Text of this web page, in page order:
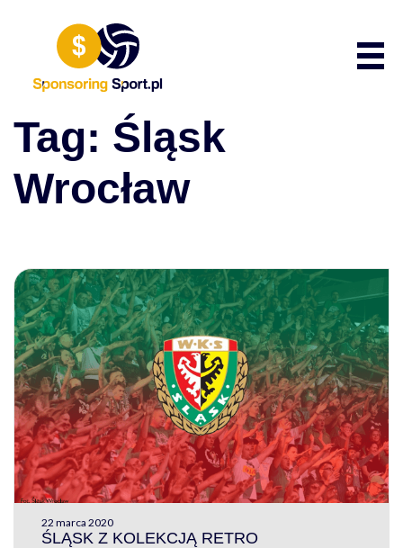
Tag: Śląsk
Wrocław
22 marca 2020
ŚLĄSK Z KOLEKCJĄ RETRO